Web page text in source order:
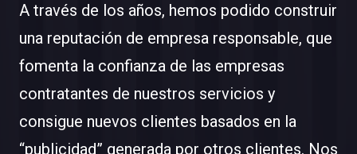
A través de los años, hemos podido construir
una reputación de empresa responsable, que
fomenta la confianza de las empresas
contratantes de nuestros servicios y
consigue nuevos clientes basados en la
“publicidad” generada por otros clientes. Nos